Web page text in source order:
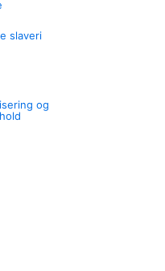
slaveri
og